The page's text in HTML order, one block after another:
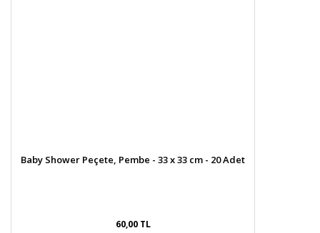
Baby Shower Peçete, Pembe - 33 x 33 cm - 20 Adet
60,00 TL